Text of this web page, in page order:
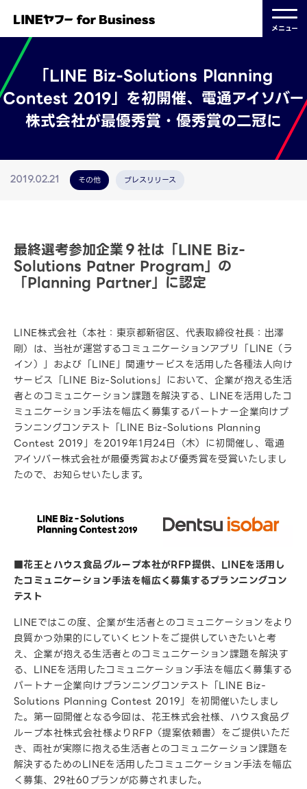
メニュー
「LINE Biz-Solutions Planning
Contest 2019」を初開催、電通アイソバー
株式会社が最優秀賞・優秀賞の二冠に
2019.02.21 その他 プレスリリース
最終選考参加企業９社は「LINE Biz-
Solutions Patner Program」の
「Planning Partner」に認定
LINE株式会社（本社：東京都新宿区、代表取締役社長：出澤
剛）は、当社が運営するコミュニケーションアプリ「LINE（ラ
イン）」および「LINE」関連サービスを活用した各種法人向け
サービス「LINE Biz-Solutions」において、企業が抱える生活
者とのコミュニケーション課題を解決する、LINEを活用したコ
ミュニケーション手法を幅広く募集するパートナー企業向けプ
ランニングコンテスト「LINE Biz-Solutions Planning
Contest 2019」を2019年1月24日（木）に初開催し、電通
アイソバー株式会社が最優秀賞および優秀賞を受賞いたしまし
たので、お知らせいたします。
■花王とハウス食品グループ本社がRFP提供、LINEを活用し
たコミュニケーション手法を幅広く募集するプランニングコン
テスト
LINEではこの度、企業が生活者とのコミュニケーションをより
良質かつ効果的にしていくヒントをご提供していきたいと考
え、企業が抱える生活者とのコミュニケーション課題を解決す
る、LINEを活用したコミュニケーション手法を幅広く募集する
パートナー企業向けプランニングコンテスト「LINE Biz-
Solutions Planning Contest 2019」を初開催いたしまし
た。第一回開催となる今回は、花王株式会社様、ハウス食品グ
ループ本社株式会社様よりRFP（提案依頼書）をご提供いただ
き、両社が実際に抱える生活者とのコミュニケーション課題を
解決するためのLINEを活用したコミュニケーション手法を幅広
く募集、29社60プランが応募されました。